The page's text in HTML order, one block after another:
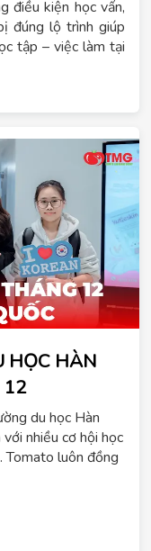
điều kiện học vấn,
đúng lộ trình giúp
tập – việc làm tại
HỌC HÀN
12
du học Hàn
nhiều cơ hội học
Tomato luôn đồng